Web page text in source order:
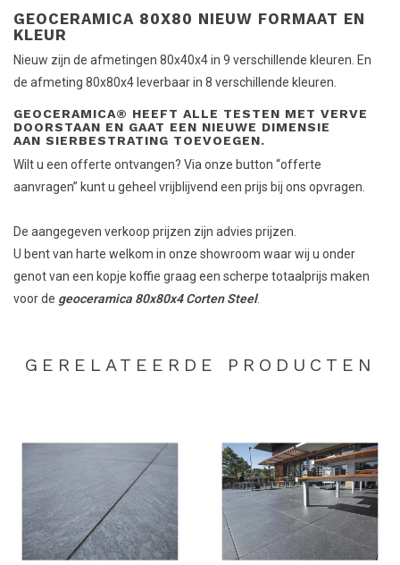
GEOCERAMICA 80X80 NIEUW FORMAAT EN
KLEUR
Nieuw zijn de afmetingen 80x40x4 in 9 verschillende kleuren. En
de afmeting 80x80x4 leverbaar in 8 verschillende kleuren.
GEOCERAMICA® HEEFT ALLE TESTEN MET VERVE
DOORSTAAN EN GAAT EEN NIEUWE DIMENSIE
AAN SIERBESTRATING TOEVOEGEN.
Wilt u een offerte ontvangen? Via onze button “offerte
aanvragen” kunt u geheel vrijblijvend een prijs bij ons opvragen.
De aangegeven verkoop prijzen zijn advies prijzen.
U bent van harte welkom in onze showroom waar wij u onder
genot van een kopje koffie graag een scherpe totaalprijs maken
voor de geoceramica 80x80x4 Corten Steel.
GERELATEERDE PRODUCTEN